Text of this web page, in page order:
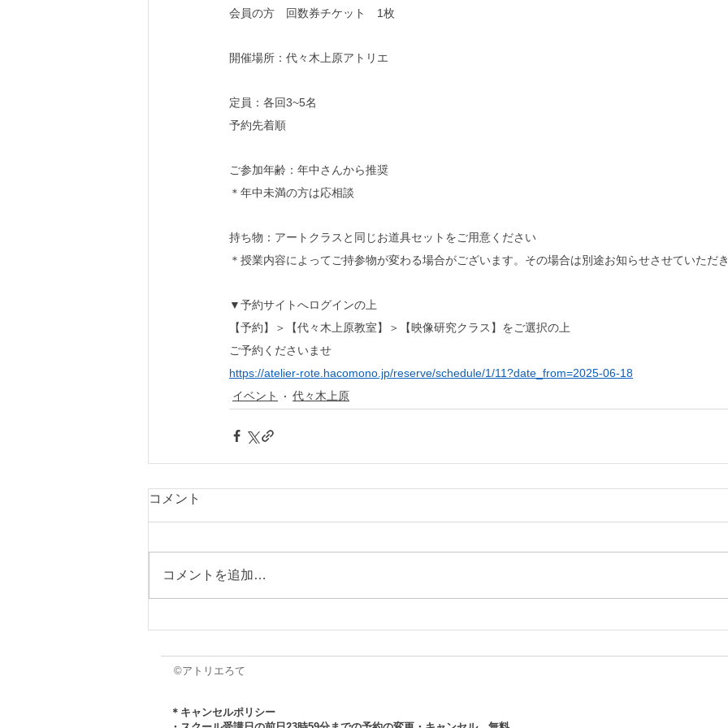
会員の方　回数券チケット　1枚
開催場所：代々木上原アトリエ
定員：各回3~5名
予約先着順
ご参加年齢：年中さんから推奨
＊年中未満の方は応相談
持ち物：アートクラスと同じお道具セットをご用意ください
＊授業内容によってご持参物が変わる場合がございます。その場合は別途お知らせさせていただ
▼予約サイトへログインの上
【予約】＞【代々木上原教室】＞【映像研究クラス】をご選択の上
ご予約くださいませ
https://atelier-rote.hacomono.jp/reserve/schedule/1/11?date_from=2025-06-18
イベント
代々木上原
コメント
コメントを追加…
©アトリエろて
＊キャンセルポリシー